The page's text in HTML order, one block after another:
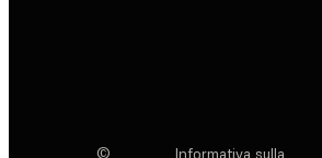
©
Informativa sulla